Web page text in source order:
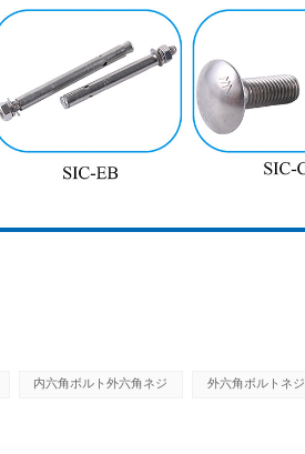
内六角ボルト外六角ネジ 外六角ボルトネジ